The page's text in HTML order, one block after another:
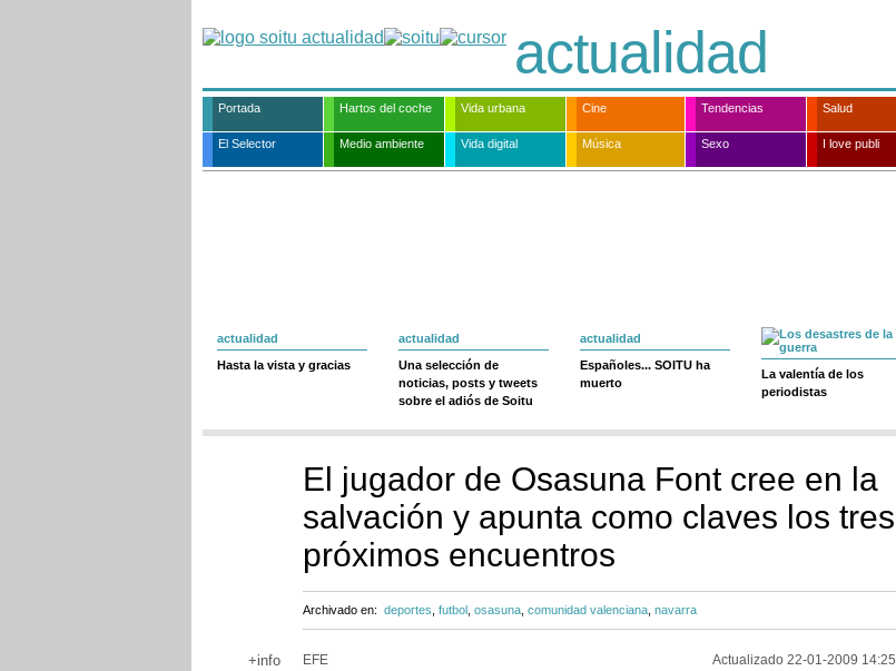
actualidad
Portada Hartos del coche Vida urbana Cine Tendencias Salud
El Selector Medio ambiente Vida digital Música Sexo I love publi
actualidad
Hasta la vista y gracias
actualidad
Una selección de
noticias, posts y tweets
sobre el adiós de Soitu
actualidad
Españoles... SOITU ha
muerto
La valentía de los
periodistas
El jugador de Osasuna Font cree en la
salvación y apunta como claves los tres
próximos encuentros
Archivado en: deportes futbol osasuna comunidad valenciana navarra
+info
EFE Actualizado 22-01-2009 14:25